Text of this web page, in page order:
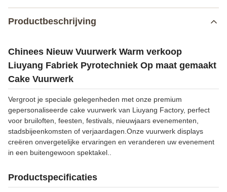
Productbeschrijving
Chinees Nieuw Vuurwerk Warm verkoop
Liuyang Fabriek Pyrotechniek Op maat gemaakt
Cake Vuurwerk
Vergroot je speciale gelegenheden met onze premium
gepersonaliseerde cake vuurwerk van Liuyang Factory, perfect
voor bruiloften, feesten, festivals, nieuwjaars evenementen,
stadsbijeenkomsten of verjaardagen.Onze vuurwerk displays
creëren onvergetelijke ervaringen en veranderen uw evenement
in een buitengewoon spektakel..
Productspecificaties